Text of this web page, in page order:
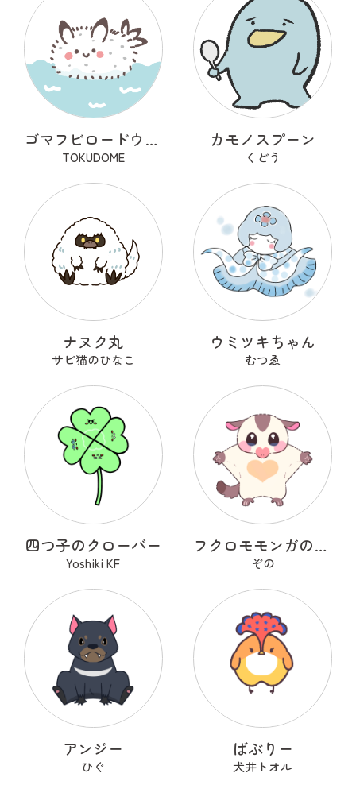
ゴマフビロードウミウシの「ごまちゃん」
TOKUDOME
カモノスプーン
くどう
ナヌク丸
サビ猫のひなこ
ウミツキちゃん
むつゑ
四つ子のクローバー
Yoshiki KF
フクロモモンガのモモモン
ぞの
アンジー
ひぐ
ばぶりー
犬井トオル